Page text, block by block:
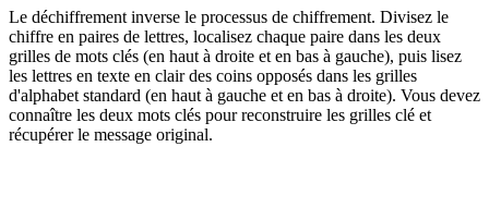
Le déchiffrement inverse le processus de chiffrement. Divisez le
chiffre en paires de lettres, localisez chaque paire dans les deux
grilles de mots clés (en haut à droite et en bas à gauche), puis lisez
les lettres en texte en clair des coins opposés dans les grilles
d'alphabet standard (en haut à gauche et en bas à droite). Vous devez
connaître les deux mots clés pour reconstruire les grilles clé et
récupérer le message original.